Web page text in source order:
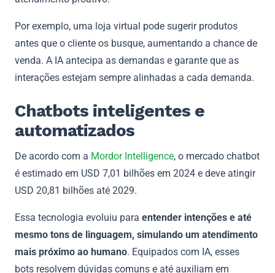
Por exemplo, uma loja virtual pode sugerir produtos
antes que o cliente os busque, aumentando a chance de
venda. A IA antecipa as demandas e garante que as
interações estejam sempre alinhadas a cada demanda.
Chatbots inteligentes e
automatizados
De acordo com a Mordor Intelligence, o mercado chatbot
é estimado em USD 7,01 bilhões em 2024 e deve atingir
USD 20,81 bilhões até 2029.
Essa tecnologia evoluiu para entender intenções e até
mesmo tons de linguagem, simulando um atendimento
mais próximo ao humano. Equipados com IA, esses
bots resolvem dúvidas comuns e até auxiliam em